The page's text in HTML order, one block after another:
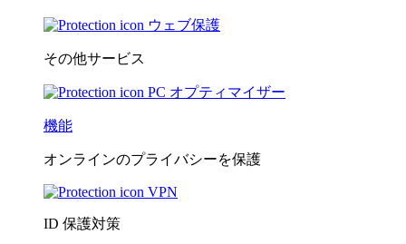
ウェブ保護
その他サービス
PC オプティマイザー
機能
オンラインのプライバシーを保護
VPN
ID 保護対策